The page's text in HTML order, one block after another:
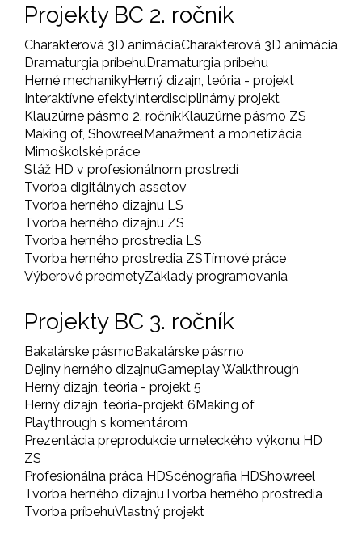
Projekty BC 2. ročník
Charakterová 3D animáciaCharakterová 3D animácia
Dramaturgia príbehuDramaturgia príbehu
Herné mechanikyHerný dizajn, teória - projekt
Interaktívne efektyInterdisciplinárny projekt
Klauzúrne pásmo 2. ročníkKlauzúrne pásmo ZS
Making of, ShowreelManažment a monetizácia
Mimoškolské práce
Stáž HD v profesionálnom prostredí
Tvorba digitálnych assetov
Tvorba herného dizajnu LS
Tvorba herného dizajnu ZS
Tvorba herného prostredia LS
Tvorba herného prostredia ZSTímové práce
Výberové predmetyZáklady programovania
Projekty BC 3. ročník
Bakalárske pásmoBakalárske pásmo
Dejiny herného dizajnuGameplay Walkthrough
Herný dizajn, teória - projekt 5
Herný dizajn, teória-projekt 6Making of
Playthrough s komentárom
Prezentácia preprodukcie umeleckého výkonu HD
ZS
Profesionálna práca HDScénografia HDShowreel
Tvorba herného dizajnuTvorba herného prostredia
Tvorba príbehuVlastný projekt